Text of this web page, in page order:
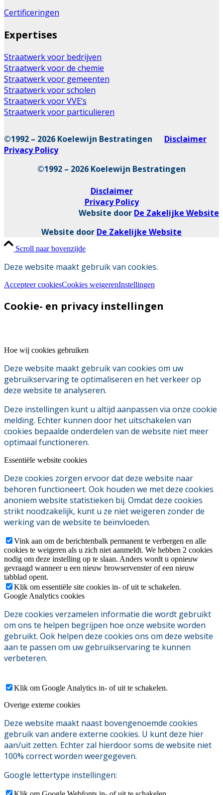
Certificeringen
Expertises
Straatwerk voor bedrijven
Straatwerk voor de chemie
Straatwerk voor gemeenten
Straatwerk voor scholen
Straatwerk voor VVE’s
Straatwerk voor particulieren
©1992 – 2026 Koelewijn Bestratingen Disclaimer
Privacy Policy
©1992 – 2026 Koelewijn Bestratingen
Disclaimer
Privacy Policy
Website door De Zakelijke Website
Website door De Zakelijke Website
Scroll naar bovenzijde
Deze website maakt gebruik van cookies.
Accepteer cookiesCookies weigerenInstellingen
Cookie- en privacy instellingen
Hoe wij cookies gebruiken
Deze website maakt gebruik van cookies om uw
gebruikservaring te optimaliseren en het verkeer op
deze website te analyseren.
Deze instellingen kunt u altijd aanpassen via onze cookie
melding. Echter kunnen door het uitschakelen van
cookies bepaalde onderdelen van de website niet meer
optimaal functioneren.
Essentiële website cookies
Deze cookies zorgen ervoor dat deze website naar
behoren functioneert. Ook houden we met deze cookies
anoniem website statistieken bij. Omdat deze cookies
strikt noodzakelijk, kunt u ze niet weigeren zonder de
werking van de website te beïnvloeden.
Vink aan om de berichtenbalk permanent te verbergen en alle
cookies te weigeren als u zich niet aanmeldt. We hebben 2 cookies
nodig om deze instelling op te slaan. Anders wordt u opnieuw
gevraagd wanneer u een nieuw browservenster of een nieuw
tabblad opent.
Klik om essentiële site cookies in- of uit te schakelen.
Google Analytics cookies
Deze cookies verzamelen informatie die wordt gebruikt
om ons te helpen begrijpen hoe onze website worden
gebruikt. Ook helpen deze cookies ons om deze website
aan te passen om uw gebruikservaring te kunnen
verbeteren.
Klik om Google Analytics in- of uit te schakelen.
Overige externe cookies
Deze website maakt naast bovengenoemde cookies
gebruik van andere externe cookies. U kunt deze hier
aan/uit zetten. Echter zal hierdoor soms de website niet
100% correct worden weergegeven.
Google lettertype instellingen: